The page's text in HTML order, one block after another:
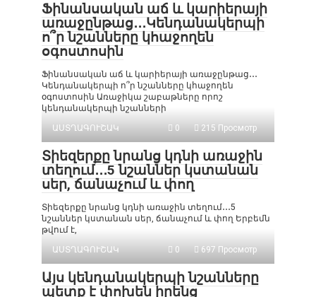
Ֆինանսական աճ և կարիերայի
առաջընթաց․․․Կենդանակերպի
ո՞ր նշանները կհաջողեն
օգոստոսին
Ֆինանսական աճ և կարիերայի առաջընթաց․․․
Կենդանակերպի ո՞ր նշանները կհաջողեն
օգոստոսին Առաջիկա շաբաթները որոշ
կենդանակերպի նշանների
ԱՍՏՂԱԳՈՒՇԱԿ
0 215 Просмотр
Տիեզերքը նրանց կդնի առաջին
տեղում․․․5 նշաններ կստանան
սեր, ճանաչում և փող
Տիեզերքը նրանց կդնի առաջին տեղում․․․5
նշաններ կստանան սեր, ճանաչում և փող Երբեմն
թվում է,
ԱՍՏՂԱԳՈՒՇԱԿ
0 697 Просмотр
Այս կենդանակերպի նշանները
պետք է փոխեն իրենց